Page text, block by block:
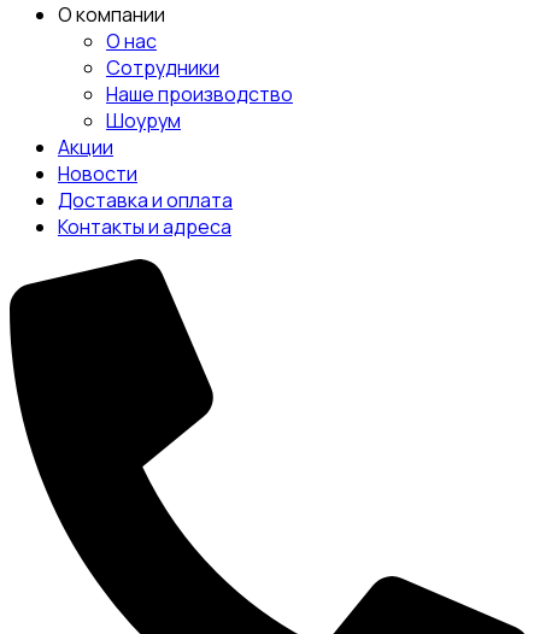
О компании
О нас
Сотрудники
Наше производство
Шоурум
Акции
Новости
Доставка и оплата
Контакты и адреса